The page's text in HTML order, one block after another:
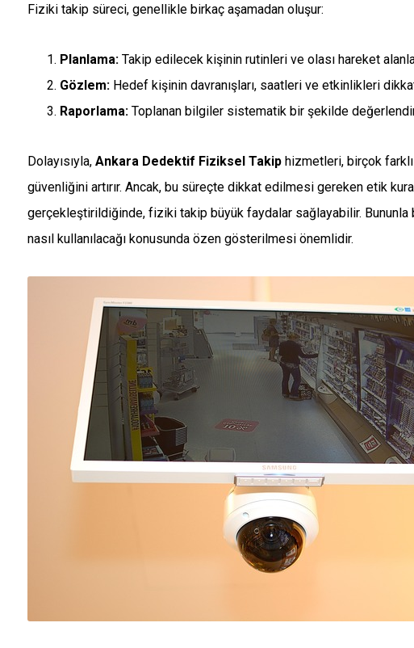
Fiziki takip süreci, genellikle birkaç aşamadan oluşur:
Planlama:Takip edilecek kişinin rutinleri ve olası hareket
Gözlem:Hedef kişinin davranışları, saatleri ve etkinlikleri
Raporlama:Toplanan bilgiler sistematik bir şekilde
Dolayısıyla, Ankara Dedektif Fiziksel Takiphizmetleri, birçok
güvenliğini artırır. Ancak, bu süreçte dikkat edilmesi gereken etik
gerçekleştirildiğinde, fiziki takip büyük faydalar sağlayabilir.
nasıl kullanılacağı konusunda özen gösterilmesi önemlidir.